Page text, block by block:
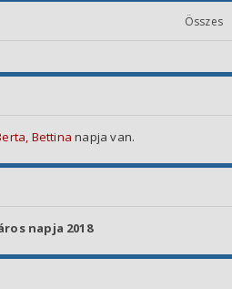
Összes
Bettina napja van.
napja 2018